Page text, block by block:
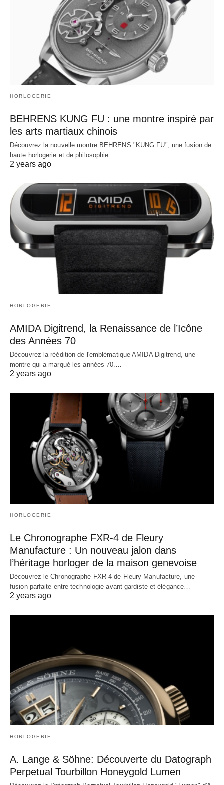
HORLOGERIE
BEHRENS KUNG FU : une montre inspiré par
les arts martiaux chinois
Découvrez la nouvelle montre BEHRENS "KUNG FU", une fusion de
haute horlogerie et de philosophie…
2 years ago
HORLOGERIE
AMIDA Digitrend, la Renaissance de l’Icône
des Années 70
Découvrez la réédition de l'emblématique AMIDA Digitrend, une
montre qui a marqué les années 70.…
2 years ago
HORLOGERIE
Le Chronographe FXR-4 de Fleury
Manufacture : Un nouveau jalon dans
l’héritage horloger de la maison genevoise
Découvrez le Chronographe FXR-4 de Fleury Manufacture, une
fusion parfaite entre technologie avant-gardiste et élégance…
2 years ago
HORLOGERIE
A. Lange & Söhne: Découverte du Datograph
Perpetual Tourbillon Honeygold Lumen